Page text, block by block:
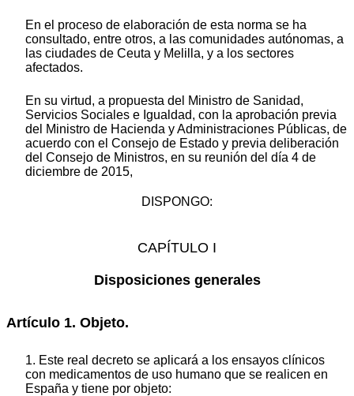
En el proceso de elaboración de esta norma se ha
consultado, entre otros, a las comunidades autónomas, a
las ciudades de Ceuta y Melilla, y a los sectores
afectados.
En su virtud, a propuesta del Ministro de Sanidad,
Servicios Sociales e Igualdad, con la aprobación previa
del Ministro de Hacienda y Administraciones Públicas, de
acuerdo con el Consejo de Estado y previa deliberación
del Consejo de Ministros, en su reunión del día 4 de
diciembre de 2015,
DISPONGO:
CAPÍTULO I
Disposiciones generales
Artículo 1. Objeto.
1. Este real decreto se aplicará a los ensayos clínicos
con medicamentos de uso humano que se realicen en
España y tiene por objeto: